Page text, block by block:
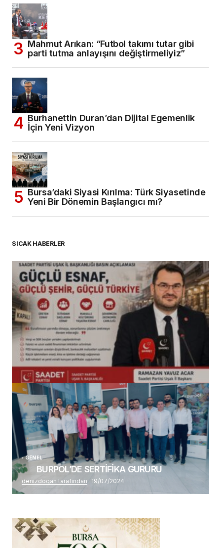
Mahmut Arıkan: “Futbol takımı tutar gibi
parti tutma anlayışını değiştirmeliyiz”
Burhanettin Duran’dan Dijital Egemenlik
İçin Yeni Vizyon
Bursa’daki Siyasi Kırılma: Türk Siyasetinde
Yeni Bir Dönemin Başlangıcı mı?
SICAK HABERLER
(başlıksız)
Alaattin Karahan tarafından 14/07/2026
GENEL
BURPOL’DE SERTİFİKA GURURU
denizdogan tarafından 19/07/2024